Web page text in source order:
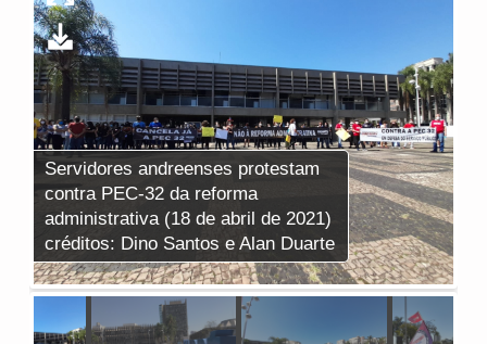
Servidores andreenses protestam
contra PEC-32 da reforma
administrativa (18 de abril de 2021)
créditos: Dino Santos e Alan Duarte